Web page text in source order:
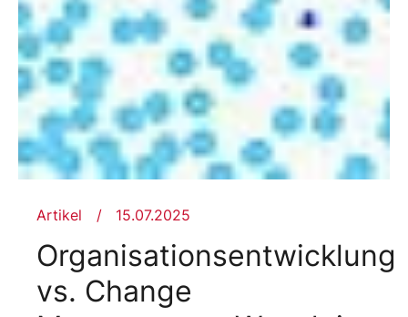
Artikel 15.07.2025
Organisationsentwicklung
vs. Change